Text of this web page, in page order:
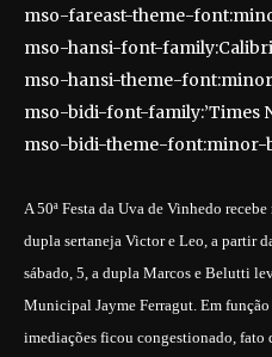
mso-fareast-theme-
mso-hansi-font-
mso-hansi-theme-
mso-bidi-font-family:’Times
mso-bidi-theme-font:minor-
A 50ª Festa da Uva de Vinhedo
dupla sertaneja Victor e Leo, a partir
sábado, 5, a dupla Marcos e Belutti
Municipal Jayme Ferragut. Em
imediações ficou congestionado, fato